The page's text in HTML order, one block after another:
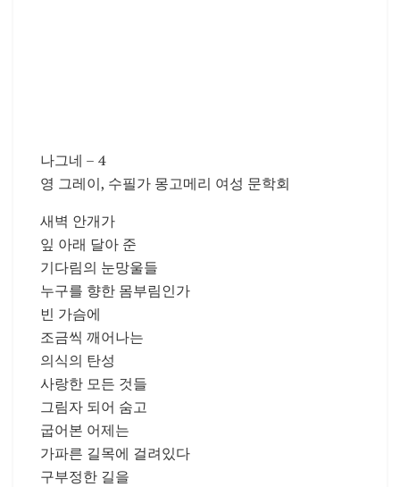
나그네 – 4
영 그레이, 수필가 몽고메리 여성 문학회
새벽 안개가
잎 아래 달아 준
기다림의 눈망울들
누구를 향한 몸부림인가
빈 가슴에
조금씩 깨어나는
의식의 탄성
사랑한 모든 것들
그림자 되어 숨고
굽어본 어제는
가파른 길목에 걸려있다
구부정한 길을